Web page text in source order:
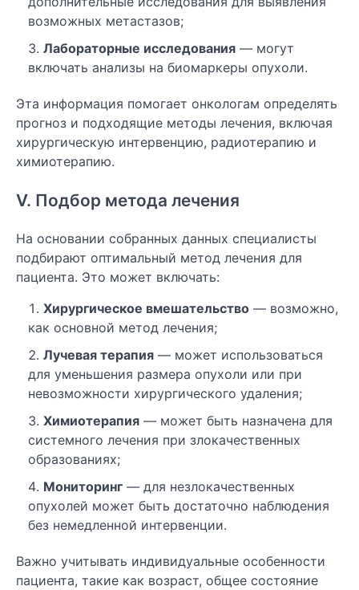
возможных метастазов;
Лабораторные исследования — могут
включать анализы на биомаркеры опухоли.
Эта информация помогает онкологам определять
прогноз и подходящие методы лечения, включая
хирургическую интервенцию, радиотерапию и
химиотерапию.
V. Подбор метода лечения
На основании собранных данных специалисты
подбирают оптимальный метод лечения для
пациента. Это может включать:
Хирургическое вмешательство — возможно,
как основной метод лечения;
Лучевая терапия — может использоваться
для уменьшения размера опухоли или при
невозможности хирургического удаления;
Химиотерапия — может быть назначена для
системного лечения при злокачественных
образованиях;
Мониторинг — для незлокачественных
опухолей может быть достаточно наблюдения
без немедленной интервенции.
Важно учитывать индивидуальные особенности
пациента, такие как возраст, общее состояние